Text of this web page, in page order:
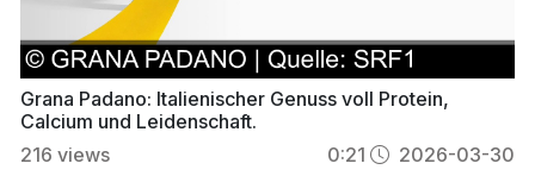
Grana Padano: Italienischer Genuss voll Protein,
Calcium und Leidenschaft.
216 views 0:21 2026-03-30